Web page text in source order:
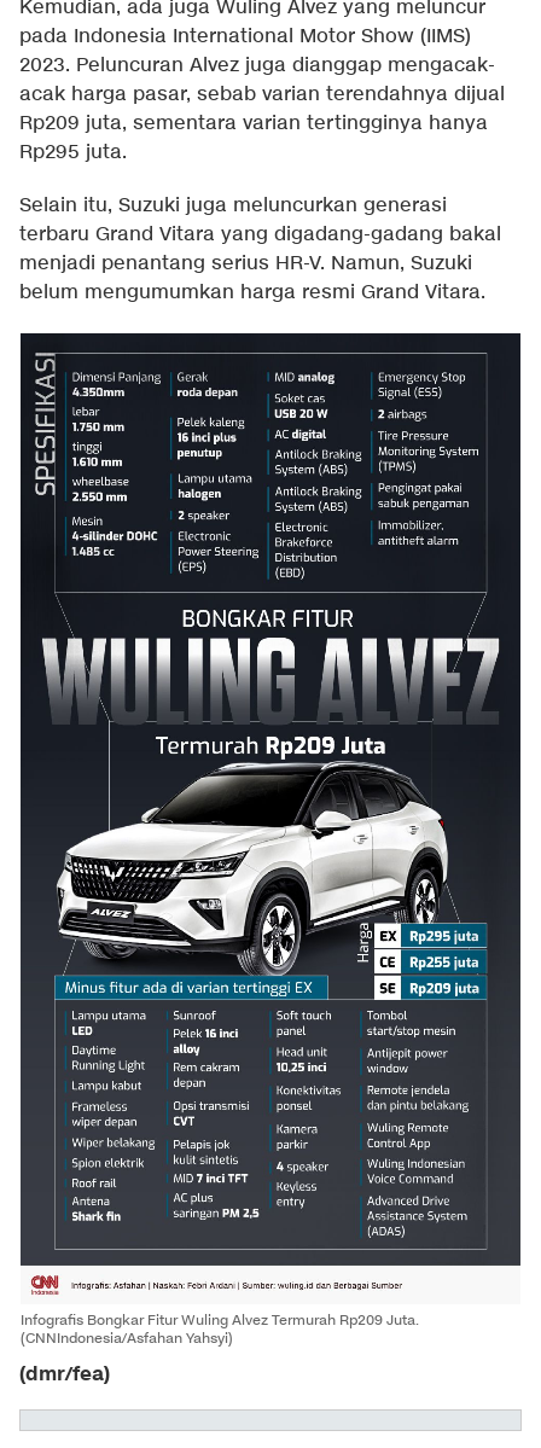
Kemudian, ada juga Wuling Alvez yang meluncur
pada Indonesia International Motor Show (IIMS)
2023. Peluncuran Alvez juga dianggap mengacak-
acak harga pasar, sebab varian terendahnya dijual
Rp209 juta, sementara varian tertingginya hanya
Rp295 juta.
Selain itu, Suzuki juga meluncurkan generasi
terbaru Grand Vitara yang digadang-gadang bakal
menjadi penantang serius HR-V. Namun, Suzuki
belum mengumumkan harga resmi Grand Vitara.
Infografis Bongkar Fitur Wuling Alvez Termurah Rp209 Juta.
(CNNIndonesia/Asfahan Yahsyi)
(dmr/fea)